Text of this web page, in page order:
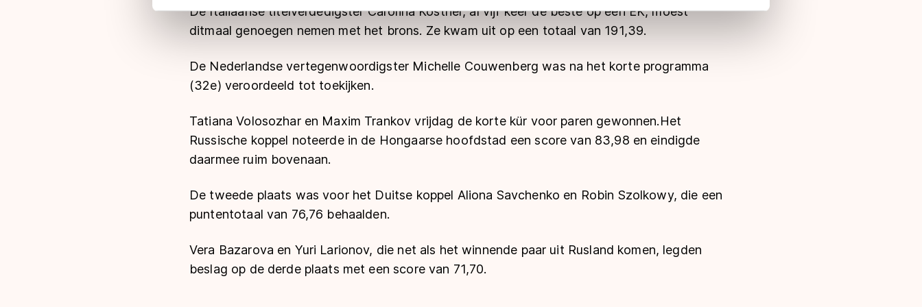
adequaat beschermingsniveau geldt volgens de GDPR. Door op ‘Toestaan’ te klikken, stemt u in met deze overdracht.
Meer informatie vindt u in onscookiebeleid.
De Italiaanse titelverdedigster Carolina Kostner, al vijf keer de beste op een EK, moest
ditmaal genoegen nemen met het brons. Ze kwam uit op een totaal van 191,39.
De Nederlandse vertegenwoordigster Michelle Couwenberg was na het korte programma
(32e) veroordeeld tot toekijken.
Tatiana Volosozhar en Maxim Trankov vrijdag de korte kür voor paren gewonnen.Het
Russische koppel noteerde in de Hongaarse hoofdstad een score van 83,98 en eindigde
daarmee ruim bovenaan.
De tweede plaats was voor het Duitse koppel Aliona Savchenko en Robin Szolkowy, die een
puntentotaal van 76,76 behaalden.
Vera Bazarova en Yuri Larionov, die net als het winnende paar uit Rusland komen, legden
beslag op de derde plaats met een score van 71,70.